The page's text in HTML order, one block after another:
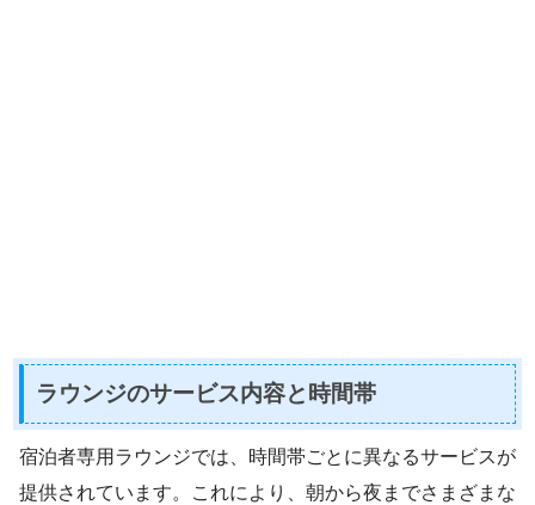
ラウンジのサービス内容と時間帯
宿泊者専用ラウンジでは、時間帯ごとに異なるサービスが
提供されています。これにより、朝から夜までさまざまな